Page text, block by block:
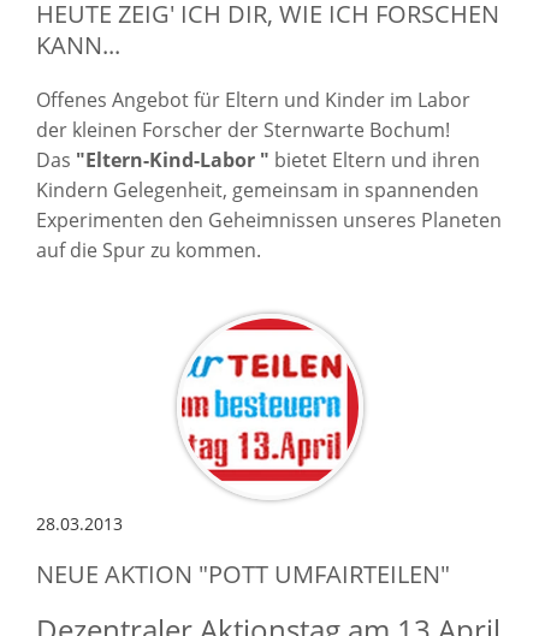
HEUTE ZEIG' ICH DIR, WIE ICH FORSCHEN
KANN...
Offenes Angebot für Eltern und Kinder im Labor
der kleinen Forscher der Sternwarte Bochum!
Das "Eltern-Kind-Labor " bietet Eltern und ihren
Kindern Gelegenheit, gemeinsam in spannenden
Experimenten den Geheimnissen unseres Planeten
auf die Spur zu kommen.
28.03.2013
NEUE AKTION "POTT UMFAIRTEILEN"